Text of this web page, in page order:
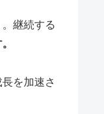
継続する
を加速さ